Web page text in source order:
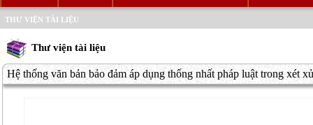
THƯ VIỆN TÀI LIỆU
Thư viện tài liệu
Hệ thống văn bản bảo đảm áp dụng thống nhất pháp luật trong xét